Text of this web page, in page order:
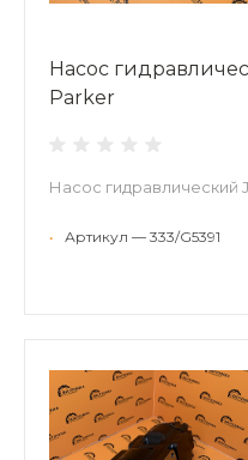
Насос
Parker
Насос гидравлический
• Артикул — 333/G5391